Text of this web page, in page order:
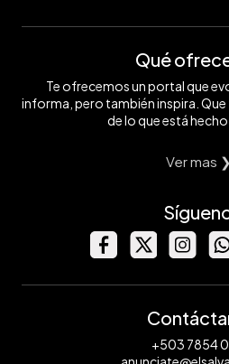
Qué
Te ofrecemos un portal que
informa, pero también inspira.
de lo que está hecho
Ver mas ❯
+503 7854